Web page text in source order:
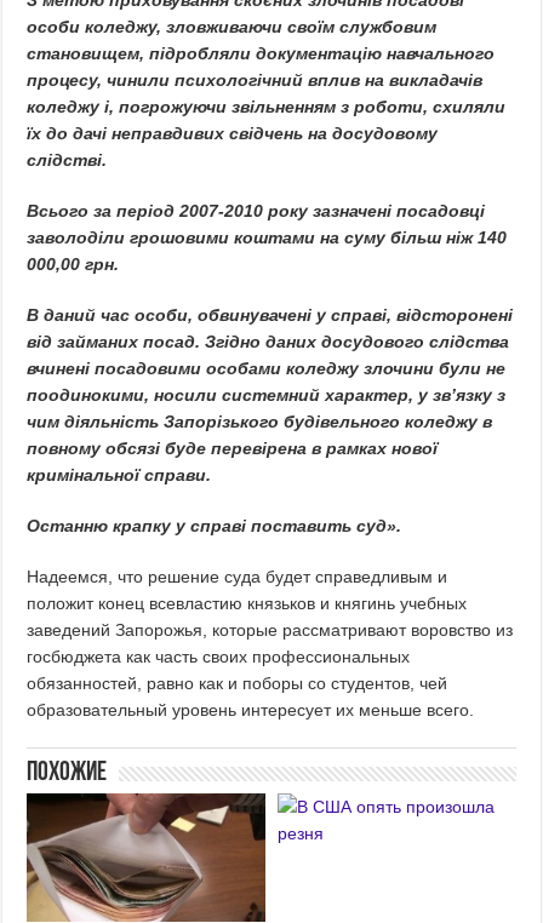
особи коледжу, зловживаючи своїм службовим
становищем, підробляли документацію навчального
процесу, чинили психологічний вплив на викладачів
коледжу і, погрожуючи звільненням з роботи, схиляли
їх до дачі неправдивих свідчень на досудовому
слідстві.
Всього за період 2007-2010 року зазначені посадовці
заволоділи грошовими коштами на суму більш ніж 140
000,00 грн.
В даний час особи, обвинувачені у справі, відсторонені
від займаних посад. Згідно даних досудового слідства
вчинені посадовими особами коледжу злочини були не
поодинокими, носили системний характер, у зв’язку з
чим діяльність Запорізького будівельного коледжу в
повному обсязі буде перевірена в рамках нової
кримінальної справи.
Останню крапку у справі поставить суд».
Надеемся, что решение суда будет справедливым и
положит конец всевластию князьков и княгинь учебных
заведений Запорожья, которые рассматривают воровство из
госбюджета как часть своих профессиональных
обязанностей, равно как и поборы со студентов, чей
образовательный уровень интересует их меньше всего.
Похожие